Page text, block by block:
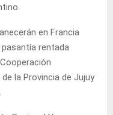
en Francia
rentada
la Provincia de Jujuy